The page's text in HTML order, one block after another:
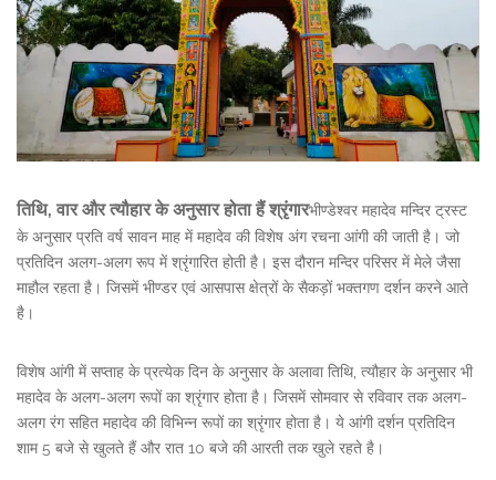
तिथि, वार और त्यौहार के अनुसार होता हैं श्रृंगारभीण्डेश्वर महादेव मन्दिर ट्रस्ट
के अनुसार प्रति वर्ष सावन माह में महादेव की विशेष अंग रचना आंगी की जाती है। जो
प्रतिदिन अलग-अलग रूप में श्रृंगारित होती है। इस दौरान मन्दिर परिसर में मेले जैसा
माहौल रहता है। जिसमें भीण्डर एवं आसपास क्षेत्रों के सैकड़ों भक्तगण दर्शन करने आते
है।
विशेष आंगी में सप्ताह के प्रत्येक दिन के अनुसार के अलावा तिथि, त्यौहार के अनुसार भी
महादेव के अलग-अलग रूपों का श्रृंगार होता है। जिसमें सोमवार से रविवार तक अलग-
अलग रंग सहित महादेव की विभिन्न रूपों का श्रृंगार होता है। ये आंगी दर्शन प्रतिदिन
शाम 5 बजे से खुलते हैं और रात 10 बजे की आरती तक खुले रहते है।